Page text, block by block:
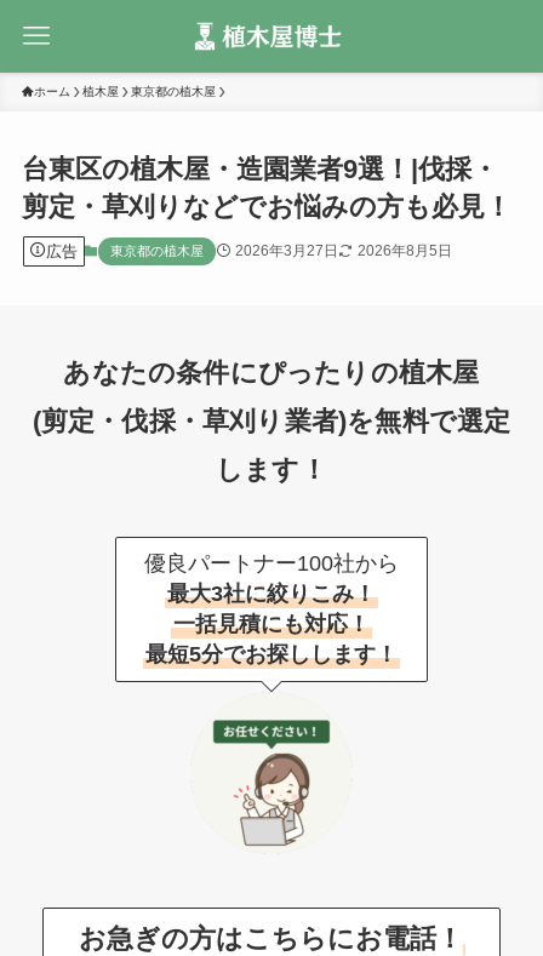
ホーム 植木屋 東京都の植木屋
台東区の植木屋・造園業者9選！|伐採・
剪定・草刈りなどでお悩みの方も必見！
広告 東京都の植木屋 2026年3月27日 2026年8月5日
あなたの条件にぴったりの植木屋
(剪定・伐採・草刈り業者)を無料で選定
します！
優良パートナー100社から
最大3社に絞りこみ！
一括見積にも対応！
最短5分でお探しします！
お急ぎの方はこちらにお電話！